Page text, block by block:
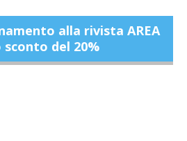
alla rivista AREA
sconto del 20%